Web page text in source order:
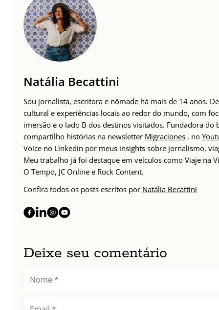
Natália Becattini
Sou jornalista, escritora e nômade há mais de 14 anos.
cultural e experiências locais ao redor do mundo, com
imersão e o lado B dos destinos visitados. Fundadora
compartilho histórias na newsletter Migraciones , no
Voice no Linkedin por meus insights sobre jornalismo,
Meu trabalho já foi destaque em veículos como Viaje na
O Tempo, JC Online e Rock Content.
Confira todos os posts escritos por Natália Becattini
Deixe seu comentário